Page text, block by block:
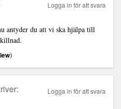
antyder du att vi ska hjälpa till
)
Logga in för att svara
Logga in för att svara